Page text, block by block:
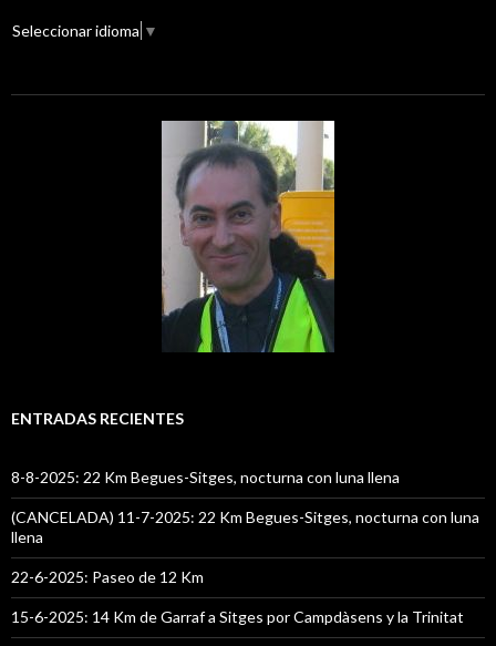
Seleccionar idioma ▼
ENTRADAS RECIENTES
8-8-2025: 22 Km Begues-Sitges, nocturna con luna llena
(CANCELADA) 11-7-2025: 22 Km Begues-Sitges, nocturna con luna
llena
22-6-2025: Paseo de 12 Km
15-6-2025: 14 Km de Garraf a Sitges por Campdàsens y la Trinitat